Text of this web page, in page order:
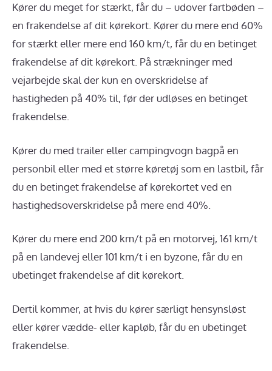
Kører du meget for stærkt, får du – udover fartbøden –
en frakendelse af dit kørekort. Kører du mere end 60%
for stærkt eller mere end 160 km/t, får du en betinget
frakendelse af dit kørekort. På strækninger med
vejarbejde skal der kun en overskridelse af
hastigheden på 40% til, før der udløses en betinget
frakendelse.
Kører du med trailer eller campingvogn bagpå en
personbil eller med et større køretøj som en lastbil, får
du en betinget frakendelse af kørekortet ved en
hastighedsoverskridelse på mere end 40%.
Kører du mere end 200 km/t på en motorvej, 161 km/t
på en landevej eller 101 km/t i en byzone, får du en
ubetinget frakendelse af dit kørekort.
Dertil kommer, at hvis du kører særligt hensynsløst
eller kører vædde- eller kapløb, får du en ubetinget
frakendelse.